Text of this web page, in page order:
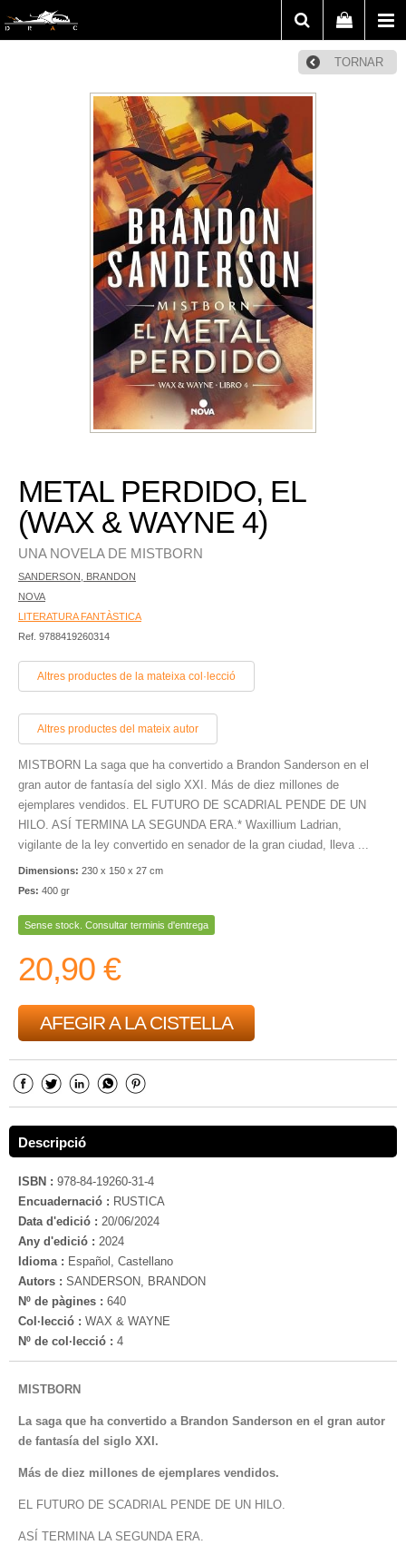
TORNAR
METAL PERDIDO, EL
(WAX & WAYNE 4)
UNA NOVELA DE MISTBORN
SANDERSON, BRANDON
NOVA
LITERATURA FANTÀSTICA
Ref. 9788419260314
Altres productes de la mateixa col·lecció
Altres productes del mateix autor
MISTBORN La saga que ha convertido a Brandon Sanderson en el
gran autor de fantasía del siglo XXI. Más de diez millones de
ejemplares vendidos. EL FUTURO DE SCADRIAL PENDE DE UN
HILO. ASÍ TERMINA LA SEGUNDA ERA.* Waxillium Ladrian,
vigilante de la ley convertido en senador de la gran ciudad, lleva ...
Dimensions: 230 x 150 x 27 cm
Pes: 400 gr
Sense stock. Consultar terminis d'entrega
20,90 €
AFEGIR A LA CISTELLA
Descripció
ISBN : 978-84-19260-31-4
Encuadernació : RUSTICA
Data d'edició : 20/06/2024
Any d'edició : 2024
Idioma : Español, Castellano
Autors : SANDERSON, BRANDON
Nº de pàgines : 640
Col·lecció : WAX & WAYNE
Nº de col·lecció : 4
MISTBORN
La saga que ha convertido a Brandon Sanderson en el gran autor
de fantasía del siglo XXI.
Más de diez millones de ejemplares vendidos.
EL FUTURO DE SCADRIAL PENDE DE UN HILO.
ASÍ TERMINA LA SEGUNDA ERA.